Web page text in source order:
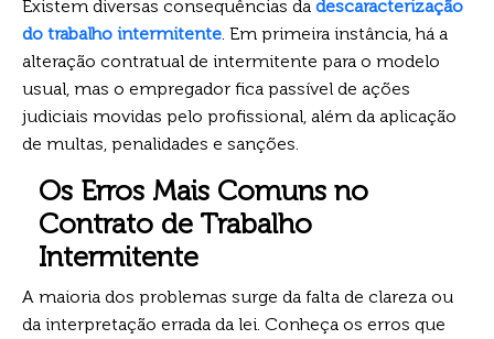
Existem diversas consequências da descaracterização
do trabalho intermitente. Em primeira instância, há a
alteração contratual de intermitente para o modelo
usual, mas o empregador fica passível de ações
judiciais movidas pelo profissional, além da aplicação
de multas, penalidades e sanções.
Os Erros Mais Comuns no
Contrato de Trabalho
Intermitente
A maioria dos problemas surge da falta de clareza ou
da interpretação errada da lei. Conheça os erros que